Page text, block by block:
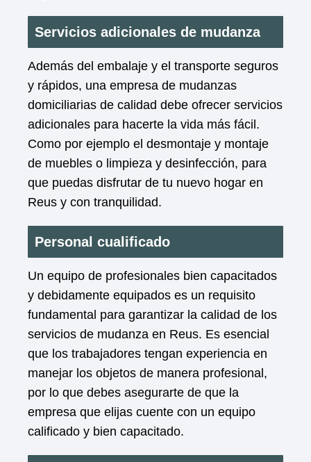
Servicios adicionales de mudanza
Además del embalaje y el transporte seguros
y rápidos, una empresa de mudanzas
domiciliarias de calidad debe ofrecer servicios
adicionales para hacerte la vida más fácil.
Como por ejemplo el desmontaje y montaje
de muebles o limpieza y desinfección, para
que puedas disfrutar de tu nuevo hogar en
Reus y con tranquilidad.
Personal cualificado
Un equipo de profesionales bien capacitados
y debidamente equipados es un requisito
fundamental para garantizar la calidad de los
servicios de mudanza en Reus. Es esencial
que los trabajadores tengan experiencia en
manejar los objetos de manera profesional,
por lo que debes asegurarte de que la
empresa que elijas cuente con un equipo
calificado y bien capacitado.